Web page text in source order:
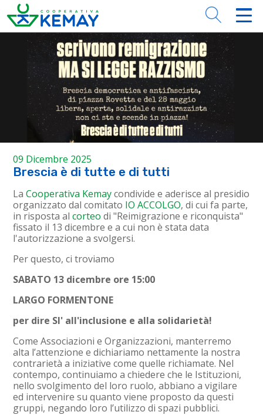
09 Dicembre 2025
Brescia è di tutte e di tutti
LaCooperativa Kemaycondivide e aderisce al presidio
organizzato dal comitato IO ACCOLGO, di cui fa parte,
in risposta alcorteodi "Reimigrazione e riconquista"
fissato il 13 dicembre e a cui non è stata data
l'autorizzazione a svolgersi.
Per questo, ci troviamo
SABATO 13 dicembre ore 15:00
LARGO FORMENTONE
per dire SI' all'inclusione e alla solidarietà!
Come Associazioni e Organizzazioni, manterremo
alta l’attenzione e dichiariamo nettamente la nostra
contrarietà a iniziative come quelle richiamate. Nel
contempo, continuiamo a chiedere che le Istituzioni,
nello svolgimento del loro ruolo, abbiano a vigilare
ed intervenire su quanto viene proposto da questi
gruppi, negando loro l’utilizzo di spazi pubblici.